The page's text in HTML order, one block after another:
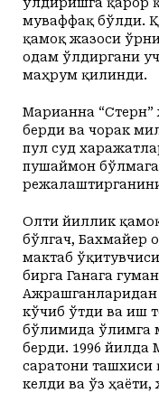
ўлдиришга қарор
муваффақ бўлди.
қамоқ жазоси
одам ўлдиргани
маҳрум қилинди.
Марианна “Стерн”
берди ва чорак
пул суд
пушаймон
Олти йиллик
бўлгач, Бахмайер
мактаб
бирга Ганага
Ажрашганларидан
кўчиб ўтди ва иш
бўлимида ўлимга
берди. 1996 йилда
саратони ташхиси
келди ва ўз